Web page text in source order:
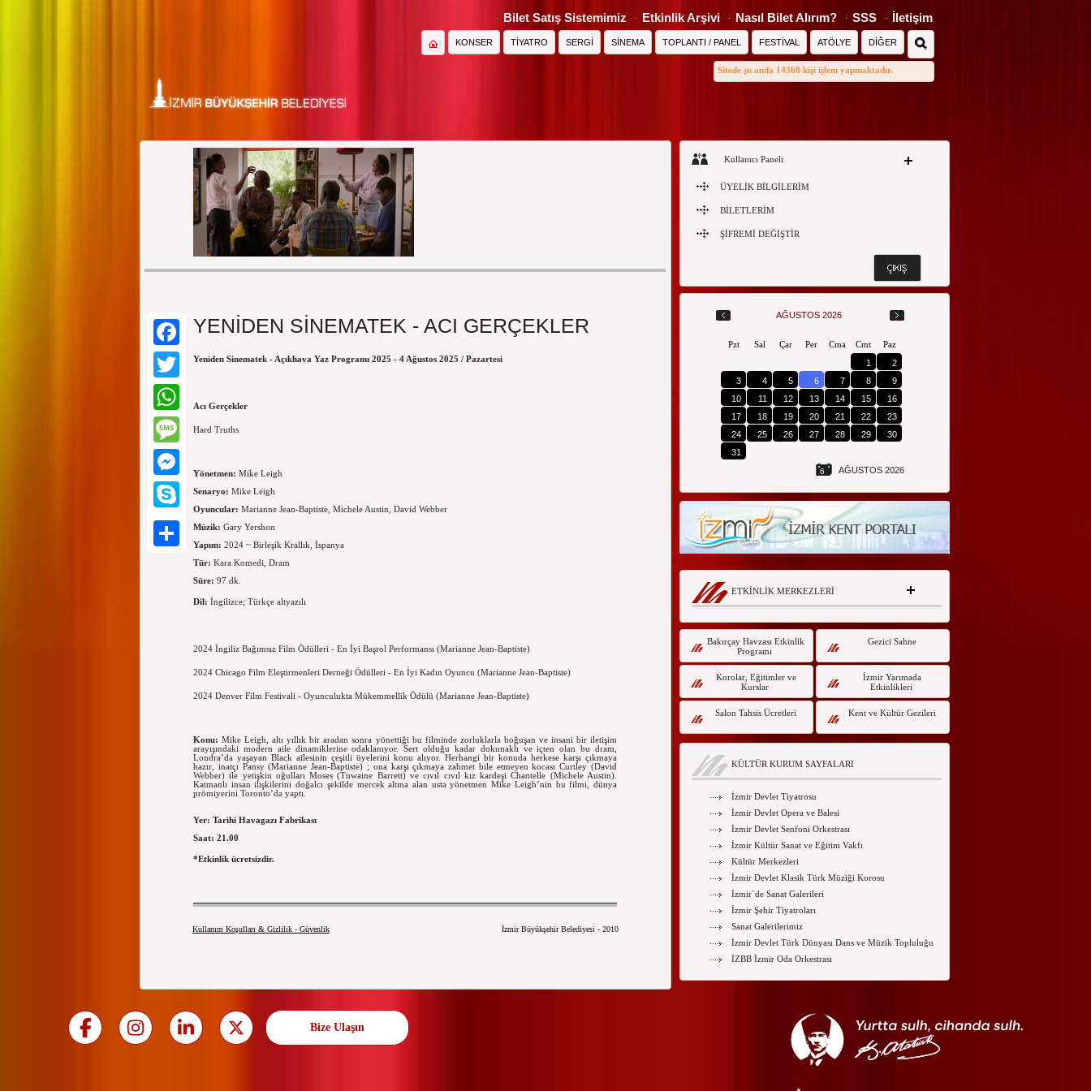
İletişim
SSS
Nasıl Bilet Alırım?
Etkinlik Arşivi
Bilet Satış Sistemimiz
DİĞER
ATÖLYE
FESTİVAL
TOPLANTI / PANEL
SİNEMA
SERGİ
TİYATRO
KONSER
Sitede şu anda 14368 kişi işlem yapmaktadır.
YENİDEN SİNEMATEK - ACI GERÇEKLER
Facebook
Twitter
WhatsApp
Message
Messenger
Skype
Yeniden Sinematek - Açıkhava Yaz Programı 2025 - 4 Ağustos 2025 / Pazartesi
Acı Gerçekler
Hard Truths
Yönetmen: Mike Leigh
Senaryo: Mike Leigh
Oyuncular: Marianne Jean-Baptiste, Michele Austin, David Webber
Müzik: Gary Yershon
Yapım: 2024 ~ Birleşik Krallık, İspanya
Tür: Kara Komedi, Dram
Süre: 97 dk.
Dil: İngilizce; Türkçe altyazılı
2024 İngiliz Bağımsız Film Ödülleri - En İyi Başrol Performansı (Marianne Jean-Baptiste)
2024 Chicago Film Eleştirmenleri Derneği Ödülleri - En İyi Kadın Oyuncu (Marianne Jean-Baptiste)
2024 Denver Film Festivali - Oyunculukta Mükemmellik Ödülü (Marianne Jean-Baptiste)
Konu:Mike Leigh, altı yıllık bir aradan sonra yönettiği bu filminde zorluklarla boğuşan ve insani bir iletişim
arayışındaki modern aile dinamiklerine odaklanıyor. Sert olduğu kadar dokunaklı ve içten olan bu dram,
Londra’da yaşayan Black ailesinin çeşitli üyelerini konu alıyor. Herhangi bir konuda herkese karşı çıkmaya
hazır, inatçı Pansy (Marianne Jean-Baptiste) ; ona karşı çıkmaya zahmet bile etmeyen kocası Curtley (David
Webber) ile yetişkin oğulları Moses (Tuwaine Barrett) ve cıvıl cıvıl kız kardeşi Chantelle (Michele Austin).
Katmanlı insan ilişkilerini doğalcı şekilde mercek altına alan usta yönetmen Mike Leigh’nin bu filmi, dünya
prömiyerini Toronto’da yaptı.
Yer: Tarihi Havagazı Fabrikası
Saat: 21.00
*Etkinlik ücretsizdir.
Kullanım Koşulları & Gizlilik - Güvenlik İzmir Büyükşehir Belediyesi - 2010
Kullanıcı Paneli
ÜYELİK BİLGİLERİM
BİLETLERİM
ŞİFREMİ DEĞİŞTİR
AĞUSTOS 2026
Pzt Sal Çar Per Cma Cmt
Paz
1
2
3
4 5 6 7 8
9
10
11 12 13 14 15
16
17
18 19 20 21 22
23
24
25 26 27 28 29
30
31
AĞUSTOS 2026
6
ETKİNLİK MERKEZLERİ
Bakırçay Havzası Etkinlik
Programı
Gezici Sahne
Korolar, Eğitimler ve
Kurslar
İzmir Yarımada
Etkinlikleri
Salon Tahsis Ücretleri Kent ve Kültür Gezileri
KÜLTÜR KURUM SAYFALARI
İzmir Devlet Tiyatrosu
İzmir Devlet Opera ve Balesi
İzmir Devlet Senfoni Orkestrası
İzmir Kültür Sanat ve Eğitim Vakfı
Kültür Merkezleri
İzmir Devlet Klasik Türk Müziği Korosu
İzmir`de Sanat Galerileri
İzmir Şehir Tiyatroları
Sanat Galerilerimiz
İzmir Devlet Türk Dünyası Dans ve Müzik Topluluğu
İZBB İzmir Oda Orkestrası
Bize Ulaşın